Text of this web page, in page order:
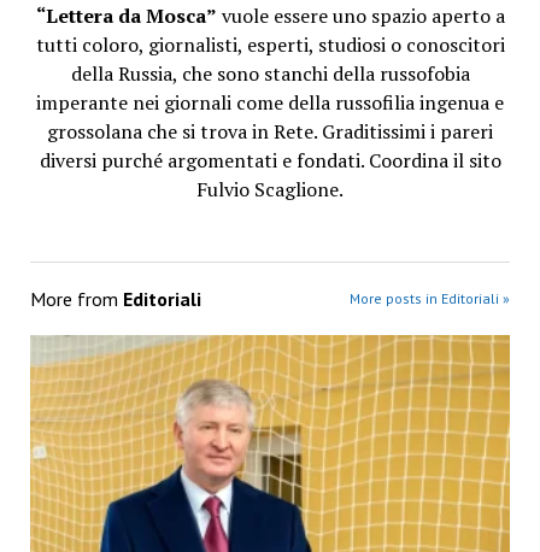
“Lettera da Mosca” vuole essere uno spazio aperto a
tutti coloro, giornalisti, esperti, studiosi o conoscitori
della Russia, che sono stanchi della russofobia
imperante nei giornali come della russofilia ingenua e
grossolana che si trova in Rete. Graditissimi i pareri
diversi purché argomentati e fondati. Coordina il sito
Fulvio Scaglione.
More from Editoriali More posts in Editoriali »